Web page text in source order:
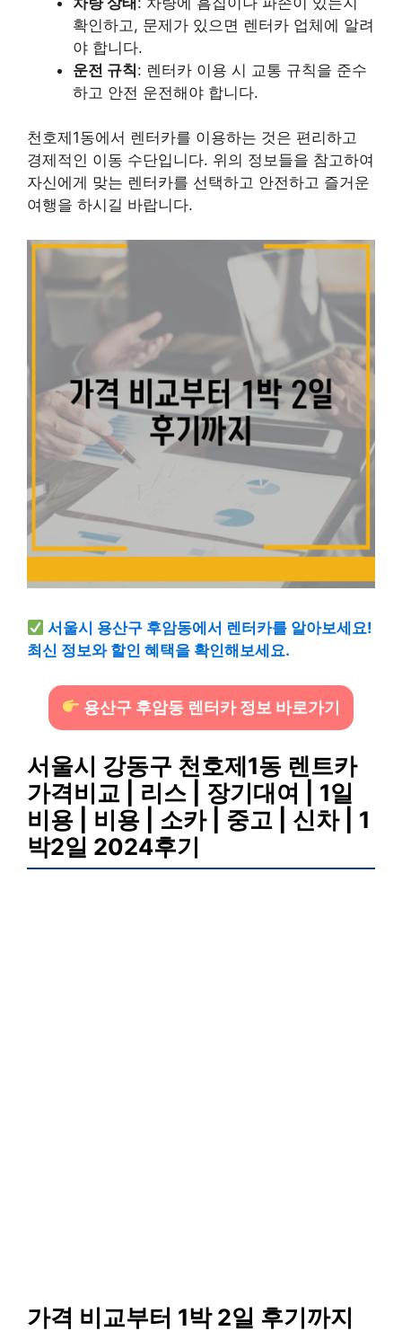
확인하고, 문제가 있으면 렌터카 업체에 알려
야 합니다.
운전 규칙: 렌터카 이용 시 교통 규칙을 준수
하고 안전 운전해야 합니다.
천호제1동에서 렌터카를 이용하는 것은 편리하고
경제적인 이동 수단입니다. 위의 정보들을 참고하여
자신에게 맞는 렌터카를 선택하고 안전하고 즐거운
여행을 하시길 바랍니다.
서울시 용산구 후암동에서 렌터카를 알아보세요!
최신 정보와 할인 혜택을 확인해보세요.
용산구 후암동 렌터카 정보 바로가기
서울시 강동구 천호제1동 렌트카
가격비교 | 리스 | 장기대여 | 1일
비용 | 비용 | 소카 | 중고 | 신차 | 1
박2일 2024후기
가격 비교부터 1박 2일 후기까지